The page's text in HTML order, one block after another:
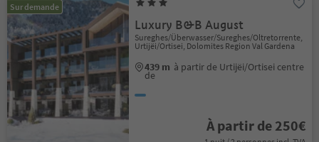
Sur demande
Luxury B&B August
Sureghes/Überwasser/Sureghes/Oltretorrente,
Urtijëi/Ortisei, Dolomites Region Val Gardena
439 m à partir de Urtijëi/Ortisei centre
de
À partir de 250€